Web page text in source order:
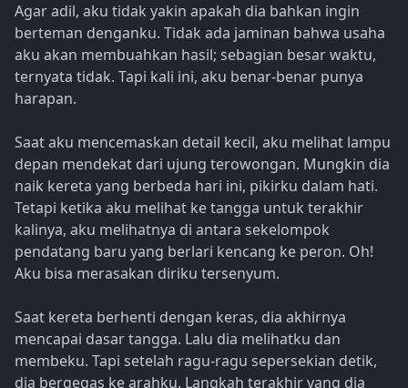
Agar adil, aku tidak yakin apakah dia bahkan ingin
berteman denganku. Tidak ada jaminan bahwa usaha
aku akan membuahkan hasil; sebagian besar waktu,
ternyata tidak. Tapi kali ini, aku benar-benar punya
harapan.
Saat aku mencemaskan detail kecil, aku melihat lampu
depan mendekat dari ujung terowongan. Mungkin dia
naik kereta yang berbeda hari ini, pikirku dalam hati.
Tetapi ketika aku melihat ke tangga untuk terakhir
kalinya, aku melihatnya di antara sekelompok
pendatang baru yang berlari kencang ke peron. Oh!
Aku bisa merasakan diriku tersenyum.
Saat kereta berhenti dengan keras, dia akhirnya
mencapai dasar tangga. Lalu dia melihatku dan
membeku. Tapi setelah ragu-ragu sepersekian detik,
dia bergegas ke arahku. Langkah terakhir yang dia